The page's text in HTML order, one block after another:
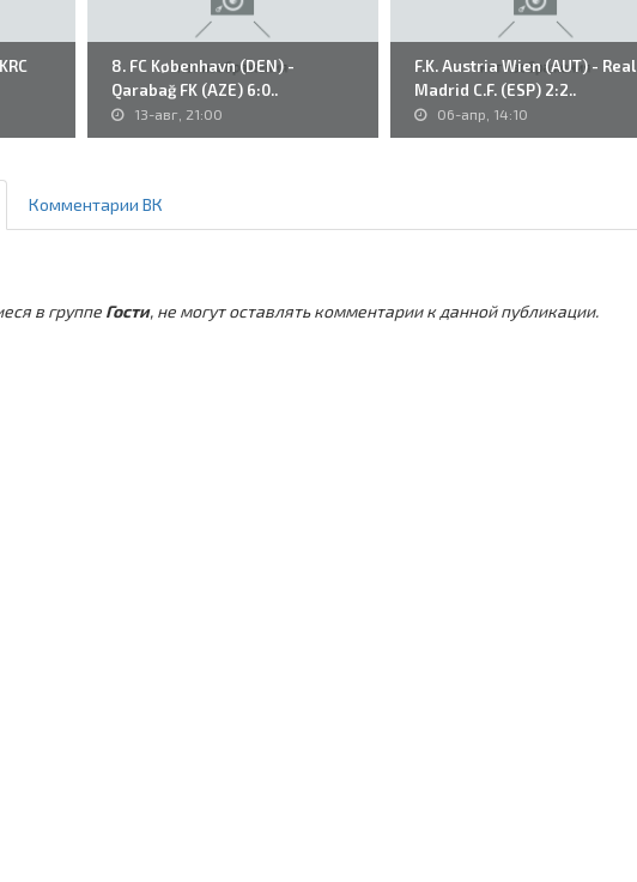
8. FC København (DEN) -
Qarabağ FK (AZE) 6:0..
13-авг, 21:00
F.K. Austria Wien (AUT) - Real
Madrid C.F. (ESP) 2:2..
06-апр, 14:10
Комментарии ВК
в группе Гости, не могут оставлять комментарии к данной публикации.